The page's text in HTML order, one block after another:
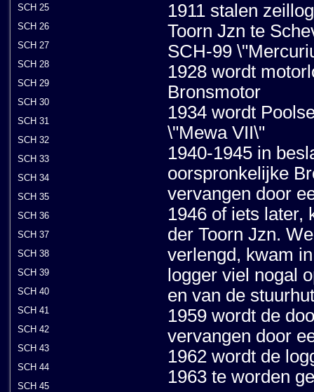
SCH 25
SCH 26
SCH 27
SCH 28
SCH 29
SCH 30
SCH 31
SCH 32
SCH 33
SCH 34
SCH 35
SCH 36
SCH 37
SCH 38
SCH 39
SCH 40
SCH 41
SCH 42
SCH 43
SCH 44
SCH 45
1911 stalen
Toorn Jzn te
SCH-99
1928 wordt
Bronsmotor
1934 wordt
\"Mewa VII\"
1940-1945 in
oorspronkelijke
vervangen door
1946 of iets later,
der Toorn Jzn.
verlengd, kwam
logger viel nogal
en van de stuurhut
1959 wordt de
vervangen door
1962 wordt de
1963 te worden